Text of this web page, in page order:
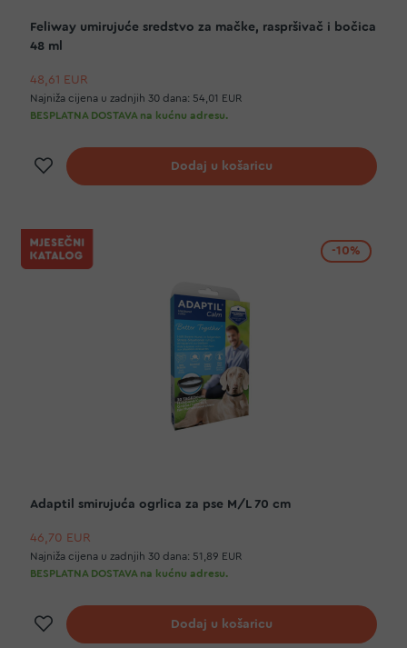
Feliway umirujuće sredstvo za mačke, raspršivač i bočica
48 ml
48,61 EUR
Najniža cijena u zadnjih 30 dana: 54,01 EUR
BESPLATNA DOSTAVA na kućnu adresu.
Dodaj na listu želja
Dodaj u košaricu
-10%
Adaptil smirujuća ogrlica za pse M/L 70 cm
46,70 EUR
Najniža cijena u zadnjih 30 dana: 51,89 EUR
BESPLATNA DOSTAVA na kućnu adresu.
Dodaj na listu želja
Dodaj u košaricu